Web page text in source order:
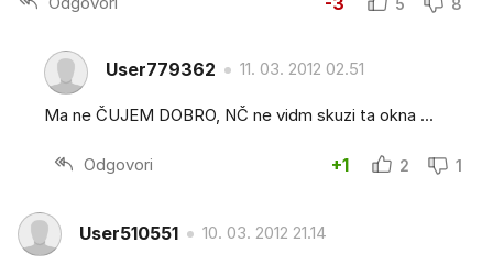
User779362 11. 03. 2012 02.51
Ma ne ČUJEM DOBRO, NČ ne vidm skuzi ta okna ...
Odgovori +1 2 1
User510551 10. 03. 2012 21.14